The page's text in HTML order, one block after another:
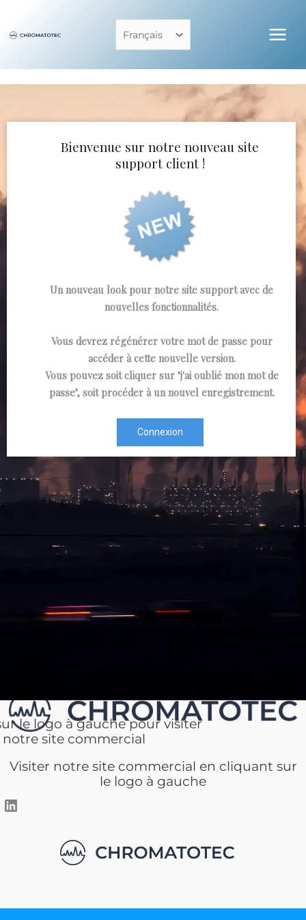
contenu
Choisir
Bienvenue sur notre nouveau site
support client !
Un nouveau look pour notre site support avec de
nouvelles fonctionnalités.
Vous devrez régénérer votre mot de passe pour
accéder à cette nouvelle version.
Vous pouvez soit cliquer sur "j'ai oublié mon mot de
passe", soit procéder à un nouvel enregistrement.
Connexion
Visiter notre site commercial en cliquant sur
le logo à gauche
le logo à gauche pour visiter
notre site commercial
LinkedIn